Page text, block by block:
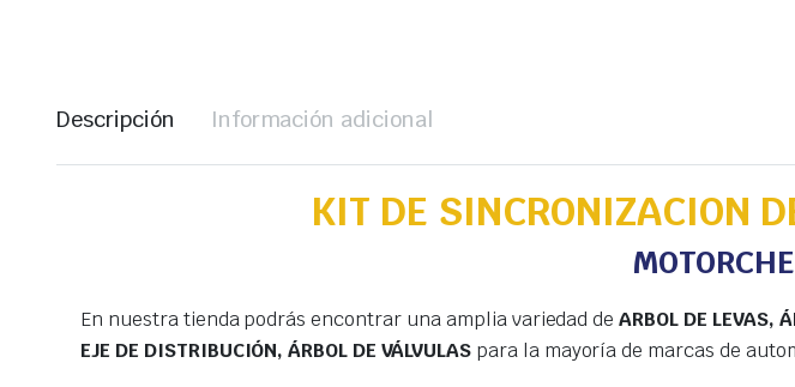
Descripción Información adicional
KIT DE SINCRONIZACION
En nuestra tienda podrás encontrar una amplia variedad deARBOL DE LEVAS,
EJE DE DISTRIBUCIÓN, ÁRBOL DE VÁLVULASpara la mayoría de marcas de